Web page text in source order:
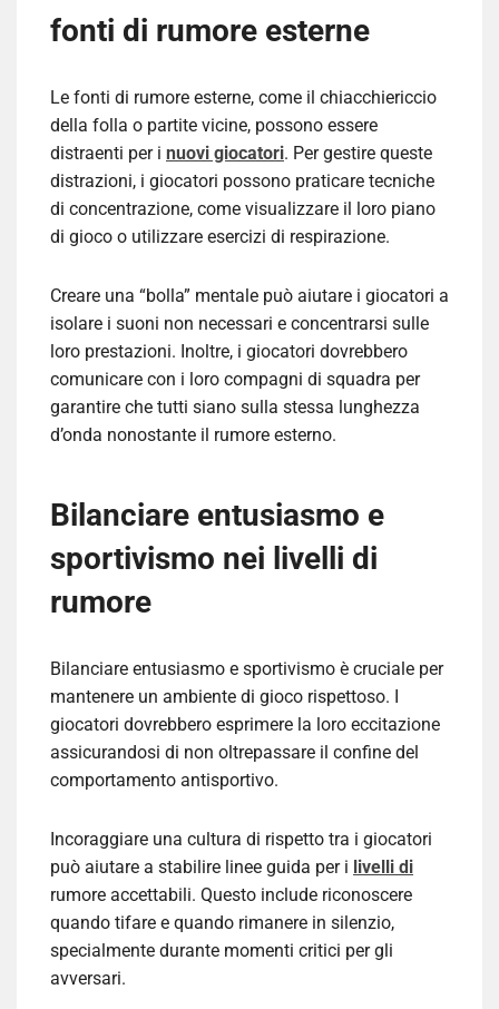
fonti di rumore esterne
Le fonti di rumore esterne, come il chiacchiericcio
della folla o partite vicine, possono essere
distraenti per i nuovi giocatori. Per gestire queste
distrazioni, i giocatori possono praticare tecniche
di concentrazione, come visualizzare il loro piano
di gioco o utilizzare esercizi di respirazione.
Creare una “bolla” mentale può aiutare i giocatori a
isolare i suoni non necessari e concentrarsi sulle
loro prestazioni. Inoltre, i giocatori dovrebbero
comunicare con i loro compagni di squadra per
garantire che tutti siano sulla stessa lunghezza
d’onda nonostante il rumore esterno.
Bilanciare entusiasmo e
sportivismo nei livelli di
rumore
Bilanciare entusiasmo e sportivismo è cruciale per
mantenere un ambiente di gioco rispettoso. I
giocatori dovrebbero esprimere la loro eccitazione
assicurandosi di non oltrepassare il confine del
comportamento antisportivo.
Incoraggiare una cultura di rispetto tra i giocatori
può aiutare a stabilire linee guida per i livelli di
rumore accettabili. Questo include riconoscere
quando tifare e quando rimanere in silenzio,
specialmente durante momenti critici per gli
avversari.